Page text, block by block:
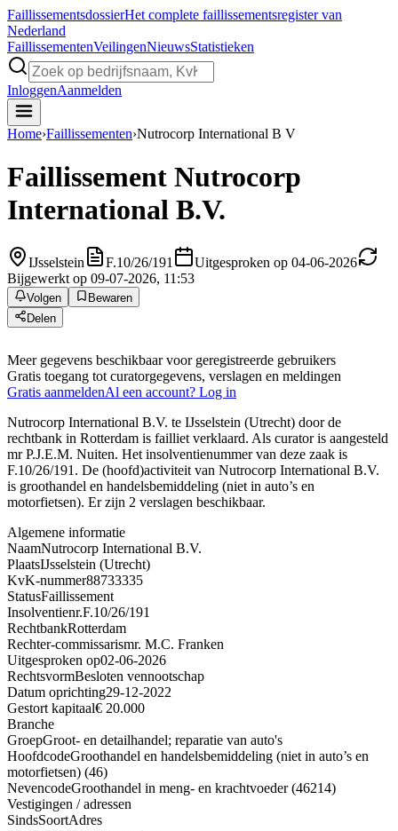
FaillissementsdossierHet complete faillissementsregister van
Nederland
FaillissementenVeilingenNieuwsStatistieken
InloggenAanmelden
Home›Faillissementen›Nutrocorp International B V
Faillissement Nutrocorp
International B.V.
IJsselstein F.10/26/191
Uitgesproken op 04-06-2026
Bijgewerkt op 09-07-2026, 11:53
Volgen
Bewaren
Delen
Meer gegevens beschikbaar voor geregistreerde gebruikers
Gratis toegang tot curatorgegevens, verslagen en meldingen
Gratis aanmeldenAl een account? Log in
Nutrocorp International B.V. te IJsselstein (Utrecht) door de
rechtbank in Rotterdam is failliet verklaard. Als curator is aangesteld
mr P.J.E.M. Nuiten. Het insolventienummer van deze zaak is
F.10/26/191. De (hoofd)activiteit van Nutrocorp International B.V.
is groothandel en handelsbemiddeling (niet in auto’s en
motorfietsen). Er zijn 2 verslagen beschikbaar.
Algemene informatie
NaamNutrocorp International B.V.
PlaatsIJsselstein (Utrecht)
KvK-nummer88733335
StatusFaillissement
Insolventienr.F.10/26/191
RechtbankRotterdam
Rechter-commissarismr. M.C. Franken
Uitgesproken op02-06-2026
RechtsvormBesloten vennootschap
Datum oprichting29-12-2022
Gestort kapitaal€ 20.000
Branche
GroepGroot- en detailhandel; reparatie van auto's
HoofdcodeGroothandel en handelsbemiddeling (niet in auto’s en
motorfietsen) (46)
NevencodeGroothandel in meng- en krachtvoeder (46214)
Vestigingen / adressen
SindsSoortAdres